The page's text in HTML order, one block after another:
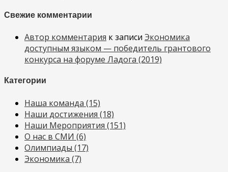
Свежие комментарии
Автор комментария к записи Экономика
доступным языком — победитель грантового
конкурса на форуме Ладога (2019)
Категории
Наша команда (15)
Наши достижения (18)
Наши Мероприятия (151)
О нас в СМИ (6)
Олимпиады (17)
Экономика (7)